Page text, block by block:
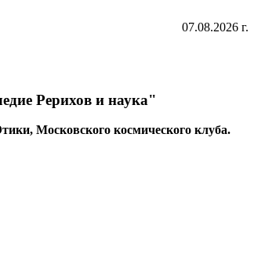
07.08.2026 г.
Рерихов и наука"
Московского космического клуба.